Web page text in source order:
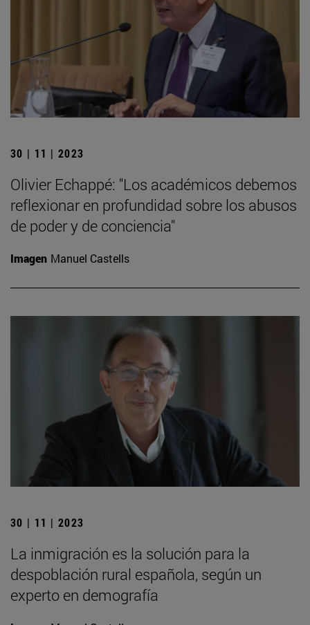
30 | 11 | 2023
Olivier Echappé: "Los académicos debemos
reflexionar en profundidad sobre los abusos
de poder y de conciencia"
Imagen Manuel Castells
30 | 11 | 2023
La inmigración es la solución para la
despoblación rural española, según un
experto en demografía